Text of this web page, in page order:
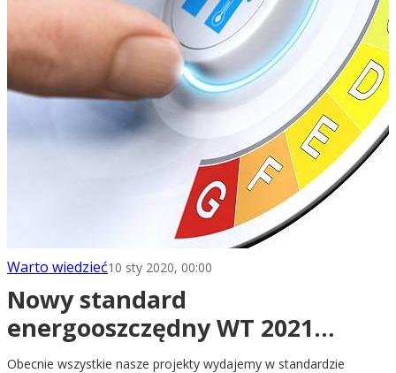
Warto wiedzieć10 sty 2020, 00:00
Nowy standard
energooszczędny WT 2021
dostępny w ofercie Z500
Obecnie wszystkie nasze projekty wydajemy w standardzie